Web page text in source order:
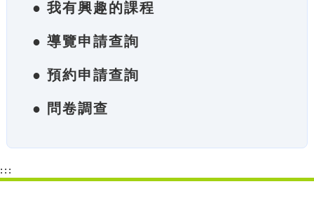
● 我有興趣的課程
● 導覽申請查詢
● 預約申請查詢
● 問卷調查
:::